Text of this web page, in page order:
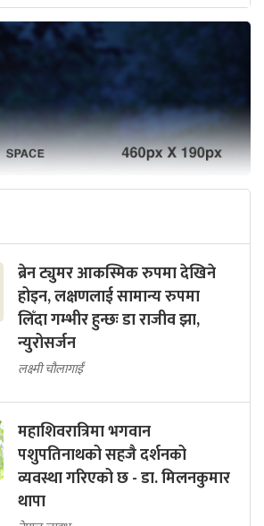
ब्रेन ट्युमर आकस्मिक रुपमा देखिने
होइन, लक्षणलाई सामान्य रुपमा
लिँदा गम्भीर हुन्छः डा राजीव झा,
न्युरोसर्जन
लक्ष्मी चौलागाईं
महाशिवरात्रिमा भगवान
पशुपतिनाथको सहजै दर्शनको
व्यवस्था गरिएको छ - डा. मिलनकुमार
थापा